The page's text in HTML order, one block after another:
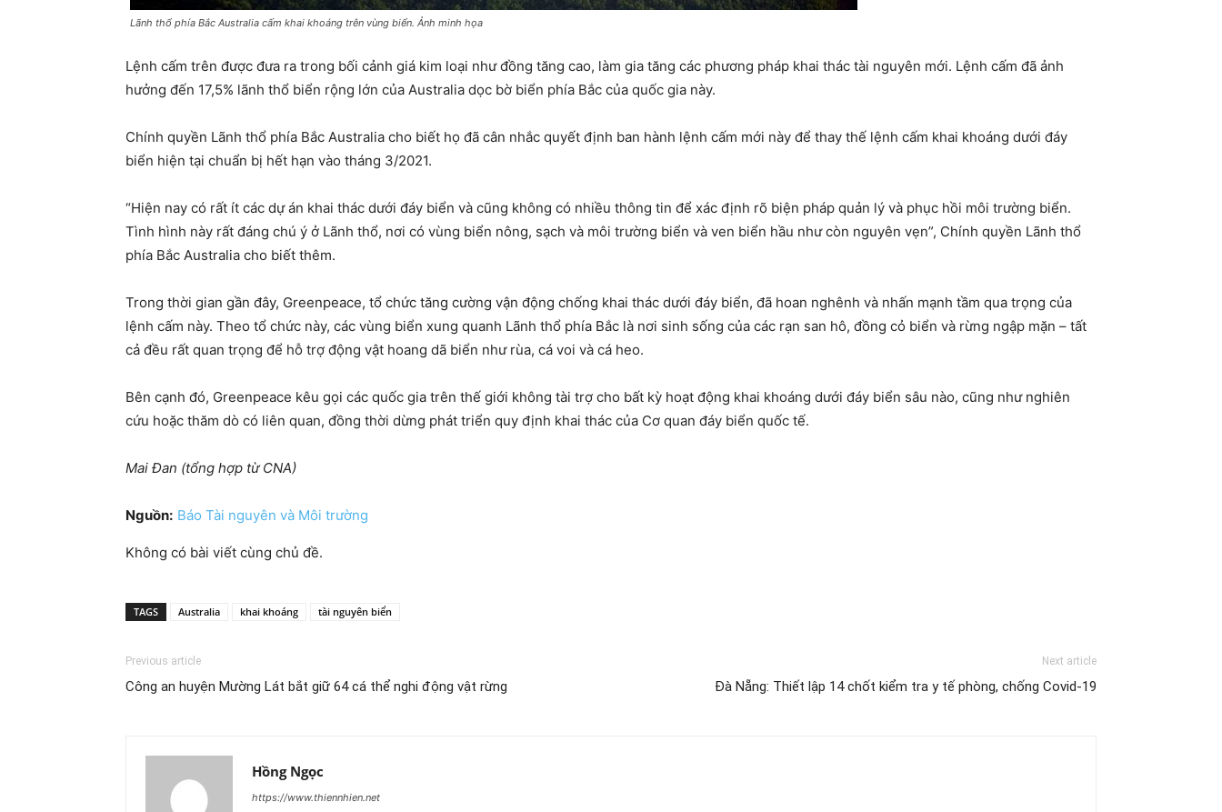
Lãnh thổ phía Bắc Australia cấm khai khoáng trên vùng biển. Ảnh minh họa
Lệnh cấm trên được đưa ra trong bối cảnh giá kim loại như đồng tăng cao, làm gia tăng các phương pháp khai thác tài nguyên mới. Lệnh cấm đã ảnh
hưởng đến 17,5% lãnh thổ biển rộng lớn của Australia dọc bờ biển phía Bắc của quốc gia này.
Chính quyền Lãnh thổ phía Bắc Australia cho biết họ đã cân nhắc quyết định ban hành lệnh cấm mới này để thay thế lệnh cấm khai khoáng dưới đáy
biển hiện tại chuẩn bị hết hạn vào tháng 3/2021.
“Hiện nay có rất ít các dự án khai thác dưới đáy biển và cũng không có nhiều thông tin để xác định rõ biện pháp quản lý và phục hồi môi trường biển.
Tình hình này rất đáng chú ý ở Lãnh thổ, nơi có vùng biển nông, sạch và môi trường biển và ven biển hầu như còn nguyên vẹn”, Chính quyền Lãnh thổ
phía Bắc Australia cho biết thêm.
Trong thời gian gần đây, Greenpeace, tổ chức tăng cường vận động chống khai thác dưới đáy biển, đã hoan nghênh và nhấn mạnh tầm qua trọng của
lệnh cấm này. Theo tổ chức này, các vùng biển xung quanh Lãnh thổ phía Bắc là nơi sinh sống của các rạn san hô, đồng cỏ biển và rừng ngập mặn – tất
cả đều rất quan trọng để hỗ trợ động vật hoang dã biển như rùa, cá voi và cá heo.
Bên cạnh đó, Greenpeace kêu gọi các quốc gia trên thế giới không tài trợ cho bất kỳ hoạt động khai khoáng dưới đáy biển sâu nào, cũng như nghiên
cứu hoặc thăm dò có liên quan, đồng thời dừng phát triển quy định khai thác của Cơ quan đáy biển quốc tế.
Mai Đan (tổng hợp từ CNA)
Nguồn: Báo Tài nguyên và Môi trường
Không có bài viết cùng chủ đề.
TAGS Australia khai khoáng tài nguyên biển
Previous article
Công an huyện Mường Lát bắt giữ 64 cá thể nghi động vật rừng
Next article
Đà Nẵng: Thiết lập 14 chốt kiểm tra y tế phòng, chống Covid-19
Hồng Ngọc
https://www.thiennhien.net